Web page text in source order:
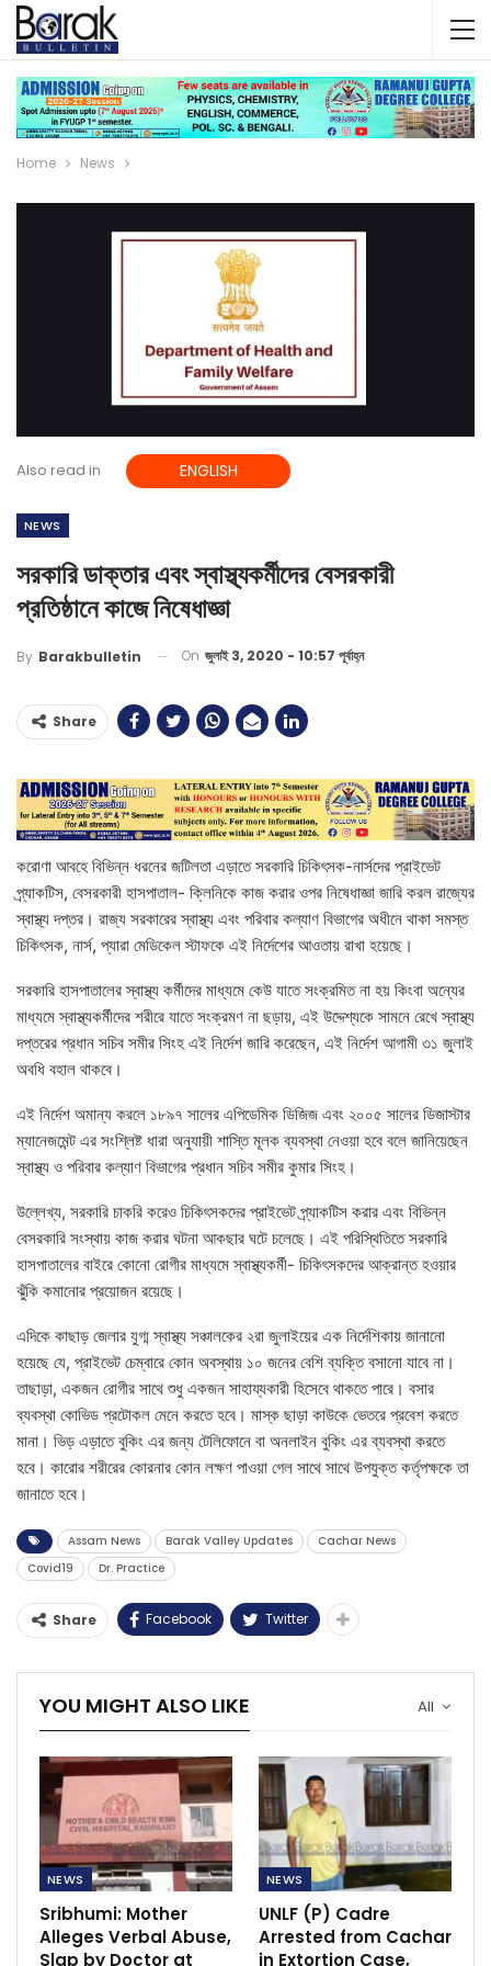
Home News
Also read in ENGLISH
NEWS
সরকারি ডাক্তার এবং স্বাস্থ্যকর্মীদের বেসরকারী
প্রতিষ্ঠানে কাজে নিষেধাজ্ঞা
By Barakbulletin On জুলাই 3, 2020 - 10:57 পূর্বাহ্ন
Share
করোণা আবহে বিভিন্ন ধরনের জটিলতা এড়াতে সরকারি চিকিৎসক-নার্সদের প্রাইভেট
প্র্যাকটিস, বেসরকারী হাসপাতাল- ক্লিনিকে কাজ করার ওপর নিষেধাজ্ঞা জারি করল রাজ্যের
স্বাস্থ্য দপ্তর। রাজ্য সরকারের স্বাস্থ্য এবং পরিবার কল্যাণ বিভাগের অধীনে থাকা সমস্ত
চিকিৎসক, নার্স, প্যারা মেডিকেল স্টাফকে এই নির্দেশের আওতায় রাখা হয়েছে।
সরকারি হাসপাতালের স্বাস্থ্য কর্মীদের মাধ্যমে কেউ যাতে সংক্রমিত না হয় কিংবা অন্যের
মাধ্যমে স্বাস্থ্যকর্মীদের শরীরে যাতে সংক্রমণ না ছড়ায়, এই উদ্দেশ্যকে সামনে রেখে স্বাস্থ্য
দপ্তরের প্রধান সচিব সমীর সিংহ এই নির্দেশ জারি করেছেন, এই নির্দেশ আগামী ৩১ জুলাই
অবধি বহাল থাকবে।
এই নির্দেশ অমান্য করলে ১৮৯৭ সালের এপিডেমিক ডিজিজ এবং ২০০৫ সালের ডিজাস্টার
ম্যানেজমেন্ট এর সংশ্লিষ্ট ধারা অনুযায়ী শাস্তি মূলক ব্যবস্থা নেওয়া হবে বলে জানিয়েছেন
স্বাস্থ্য ও পরিবার কল্যাণ বিভাগের প্রধান সচিব সমীর কুমার সিংহ।
উল্লেখ্য, সরকারি চাকরি করেও চিকিৎসকদের প্রাইভেট প্র্যাকটিস করার এবং বিভিন্ন
বেসরকারি সংস্থায় কাজ করার ঘটনা আকছার ঘটে চলেছে। এই পরিস্থিতিতে সরকারি
হাসপাতালের বাইরে কোনো রোগীর মাধ্যমে স্বাস্থ্যকর্মী- চিকিৎসকদের আক্রান্ত হওয়ার
ঝুঁকি কমানোর প্রয়োজন রয়েছে।
এদিকে কাছাড় জেলার যুগ্ম স্বাস্থ্য সঞ্চালকের ২রা জুলাইয়ের এক নির্দেশিকায় জানানো
হয়েছে যে, প্রাইভেট চেম্বারে কোন অবস্থায় ১০ জনের বেশি ব্যক্তি বসানো যাবে না।
তাছাড়া, একজন রোগীর সাথে শুধু একজন সাহায্যকারী হিসেবে থাকতে পারে। বসার
ব্যবস্থা কোভিড প্রটোকল মেনে করতে হবে। মাস্ক ছাড়া কাউকে ভেতরে প্রবেশ করতে
মানা। ভিড় এড়াতে বুকিং এর জন্য টেলিফোনে বা অনলাইন বুকিং এর ব্যবস্থা করতে
হবে। কারোর শরীরের কোরনার কোন লক্ষণ পাওয়া গেল সাথে সাথে উপযুক্ত কর্তৃপক্ষকে তা
জানাতে হবে।
Assam News Barak Valley Updates
Cachar News
Covid19
Dr. Practice
Share Facebook Twitter
All
YOU MIGHT ALSO LIKE
NEWS
Sribhumi: Mother
Alleges Verbal Abuse,
Slap by Doctor at
NEWS
UNLF (P) Cadre
Arrested from Cachar
in Extortion Case,